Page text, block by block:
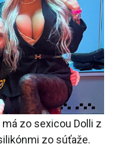
zo sexicou Dolli z
zo súťaže.